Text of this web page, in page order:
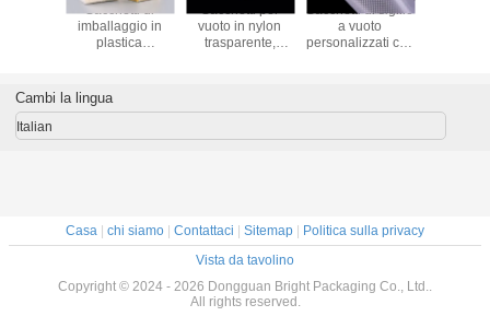
Sacchetti di
imballaggio in
plastica
Sacchetti per
vuoto in nylon
trasparente,
Sacchetti di sigillo
a vuoto
personalizzati con
Cambi la lingua
Italian
Casa chi siamo Contattaci Sitemap
Politica sulla privacy
Vista da tavolino
Copyright © 2024 - 2026 Dongguan Bright Packaging Co., Ltd..
All rights reserved.